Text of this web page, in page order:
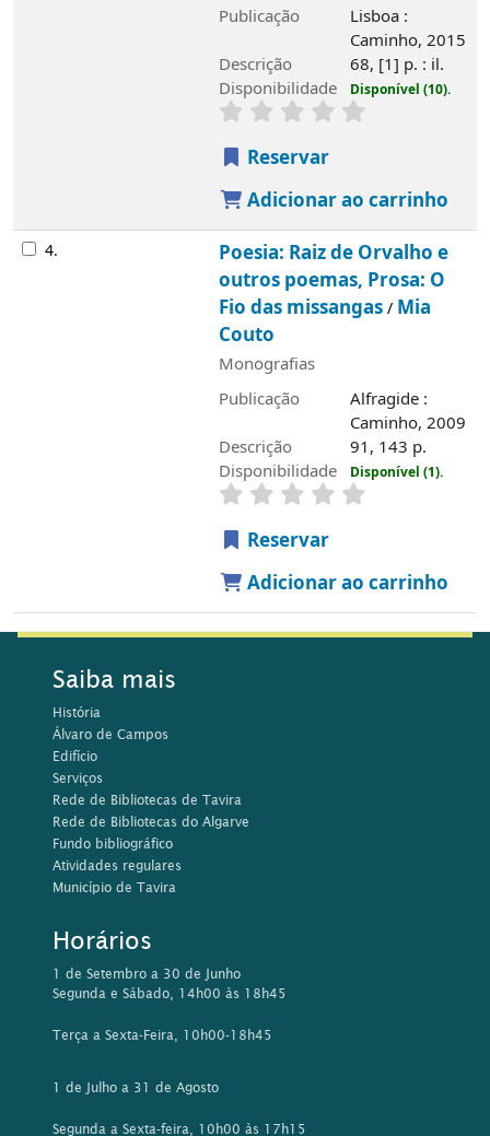
Publicação
Lisboa :
Caminho, 2015
Descrição
68, [1] p. : il.
Disponibilidade
Disponível (10).
Reservar
Adicionar ao carrinho
4.
Poesia: Raiz de Orvalho e
outros poemas, Prosa: O
Fio das missangas/ Mia
Couto
Monografias
Publicação
Alfragide :
Caminho, 2009
Descrição
91, 143 p.
Disponibilidade
Disponível (1).
Reservar
Adicionar ao carrinho
Saiba mais
História
Álvaro de Campos
Edifício
Serviços
Rede de Bibliotecas de Tavira
Rede de Bibliotecas do Algarve
Fundo bibliográfico
Atividades regulares
Município de Tavira
Horários
1 de Setembro a 30 de Junho
Segunda e Sábado, 14h00 às 18h45
Terça a Sexta-Feira, 10h00-18h45
1 de Julho a 31 de Agosto
Segunda a Sexta-feira, 10h00 às 17h15